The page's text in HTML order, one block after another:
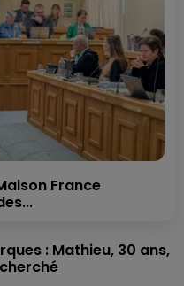
France
: Mathieu, 30 ans,